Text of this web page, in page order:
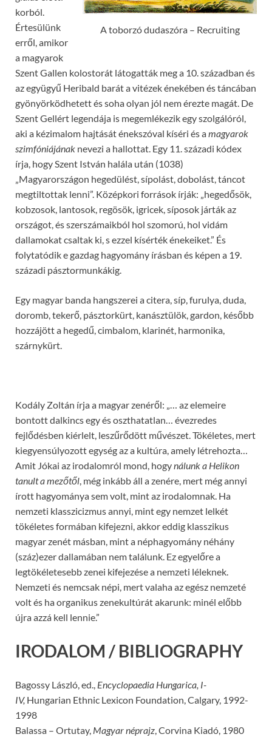
A toborzó dudaszóra – Recruiting
korból.
Értesülünk
erről, amikor
a magyarok
Szent Gallen kolostorát látogatták meg a 10. században és
az együgyű Heribald barát a vitézek énekében és táncában
gyönyörködhetett és soha olyan jól nem érezte magát. De
Szent Gellért legendája is megemlékezik egy szolgálóról,
aki a kézimalom hajtását énekszóval kíséri és amagyarok
szimfóniájának nevezi a hallottat. Egy 11. századi kódex
írja, hogy Szent István halála után (1038)
„Magyarországon hegedülést, sípolást, dobolást, táncot
megtiltottak lenni”. Középkori források írják: „hegedősök,
kobzosok, lantosok, regösök, igricek, síposok járták az
országot, és szerszámaikból hol szomorú, hol vidám
dallamokat csaltak ki, s ezzel kísérték énekeiket.” És
folytatódik e gazdag hagyomány írásban és képen a 19.
századi pásztormunkákig.
Egy magyar banda hangszerei a citera, síp, furulya, duda,
doromb, tekerő, pásztorkürt, kanásztülök, gardon, később
hozzájött a hegedű, cimbalom, klarinét, harmonika,
szárnykürt.
Kodály Zoltán írja a magyar zenéről: „… az elemeire
bontott dalkincs egy és oszthatatlan… évezredes
fejlődésben kiérlelt, leszűrődött művészet. Tökéletes, mert
kiegyensúlyozott egység az a kultúra, amely létrehozta…
Amit Jókai az irodalomról mond, hogynálunk a Helikon
tanult a mezőtől, még inkább áll a zenére, mert még annyi
írott hagyománya sem volt, mint az irodalomnak. Ha
nemzeti klasszicizmus annyi, mint egy nemzet lelkét
tökéletes formában kifejezni, akkor eddig klasszikus
magyar zenét másban, mint a néphagyomány néhány
(száz)ezer dallamában nem találunk. Ez egyelőre a
legtökéletesebb zenei kifejezése a nemzeti léleknek.
Nemzeti és nemcsak népi, mert valaha az egész nemzeté
volt és ha organikus zenekultúrát akarunk: minél előbb
újra azzá kell lennie.”
IRODALOM / BIBLIOGRAPHY
Bagossy László, ed., Encyclopaedia Hungarica, I-
IV, Hungarian Ethnic Lexicon Foundation, Calgary, 1992-
1998
Balassa – Ortutay, Magyar néprajz, Corvina Kiadó, 1980